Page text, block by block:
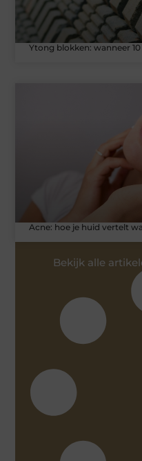
Ytong blokken: wanneer
Acne: hoe je huid vertelt
Bekijk alle